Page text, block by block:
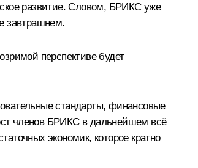
развитие. Словом, БРИКС уже
завтрашнем.
перспективе будет
стандарты, финансовые
членов БРИКС в дальнейшем всё
экономик, которое кратно